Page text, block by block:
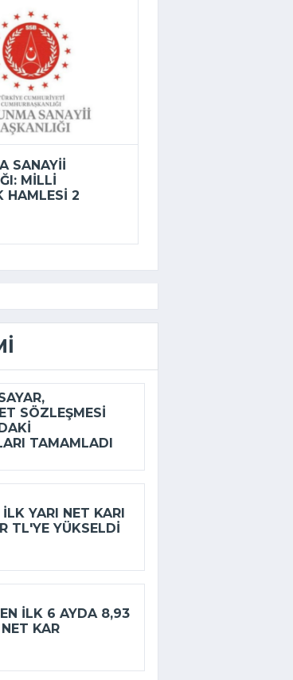
SANAYII
MILLI
HAMLESI 2
SÖZLEŞMESI
TAMAMLADI
YARI NET KARI
TL'YE YÜKSELDI
ILK 6 AYDA 8,93
KAR